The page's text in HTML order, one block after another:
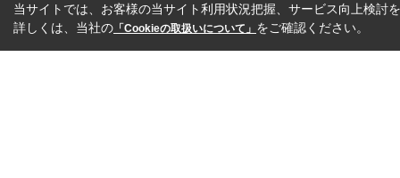
当サイトでは、お客様の当サイト利用状況把握、サービス向上検討
詳しくは、当社の 「Cookieの取扱いについて」 をご確認ください。